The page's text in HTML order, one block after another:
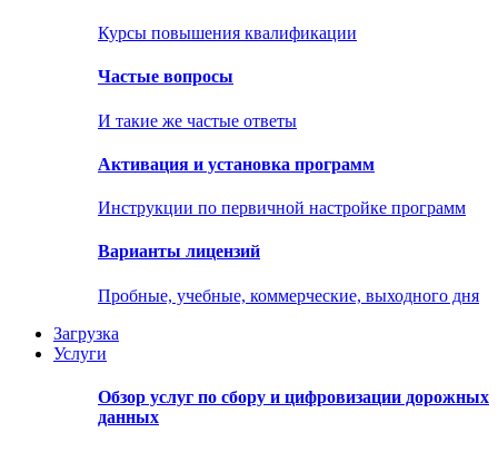
Курсы повышения квалификации
Частые вопросы
И такие же частые ответы
Активация и установка программ
Инструкции по первичной настройке программ
Варианты лицензий
Пробные, учебные, коммерческие, выходного дня
Загрузка
Услуги
Обзор услуг по сбору и цифровизации дорожных
данных